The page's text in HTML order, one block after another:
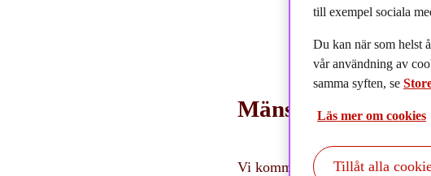
Mänskliga
Vi kommer att verka för att
till exempel sociala
Du kan när som helst
vår användning av
samma syften, se
Läs mer om cookies
Tillåt alla